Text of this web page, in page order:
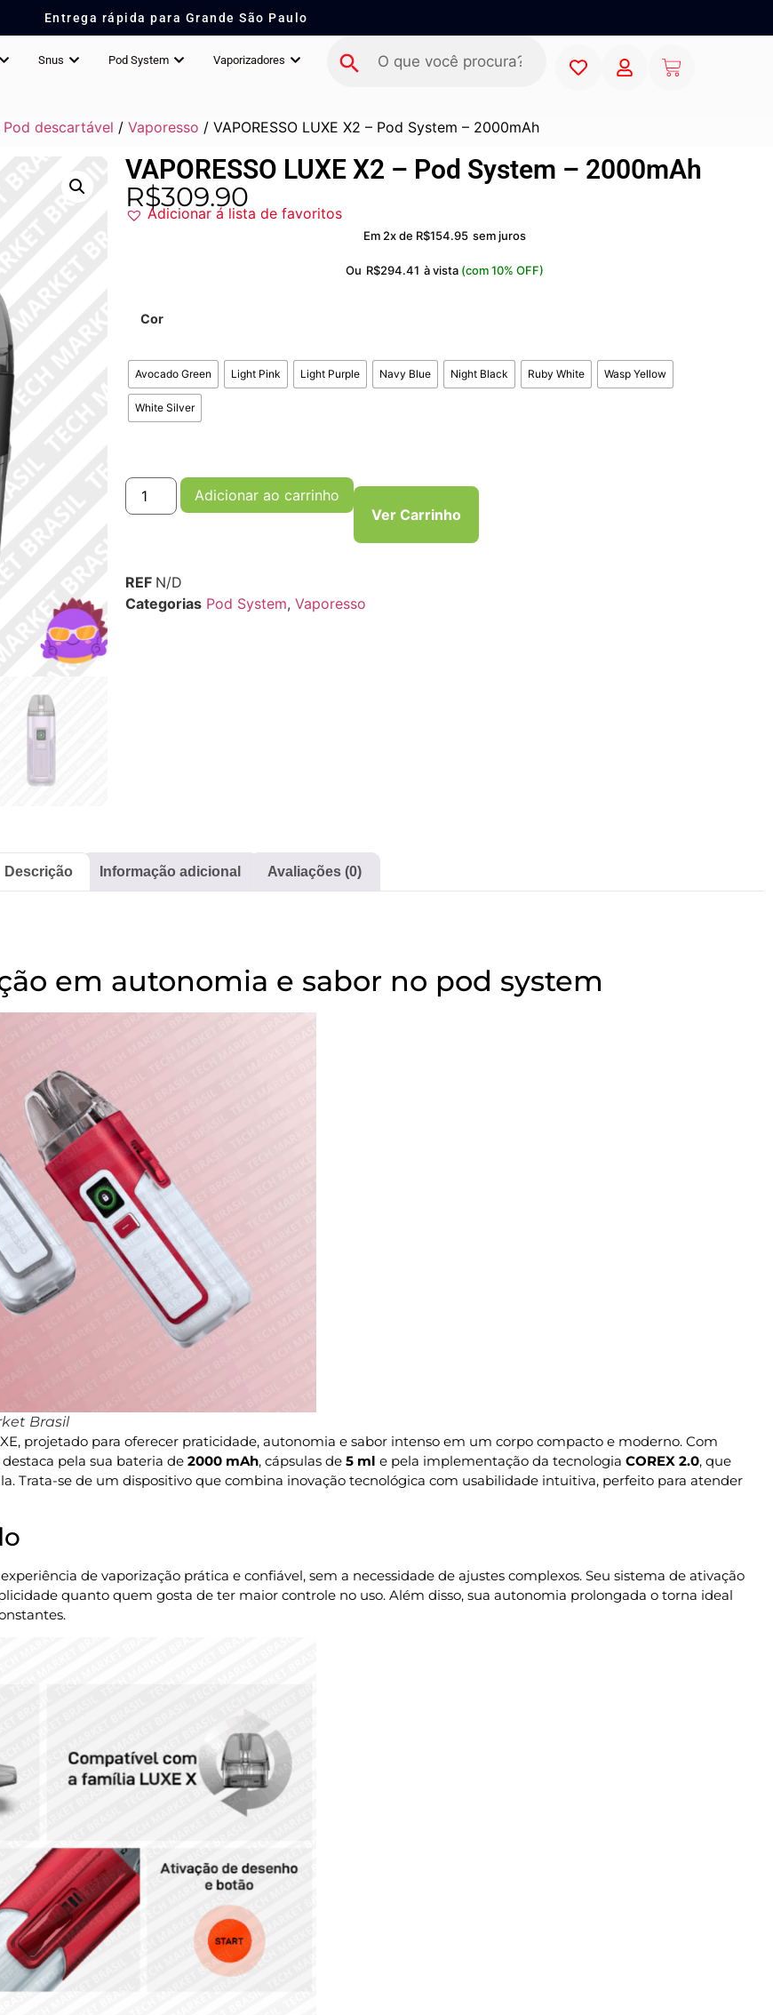
Entrega rápida para Grande São Paulo
Snus Pod System Vaporizadores
descartável / Vaporesso / VAPORESSO LUXE X2 – Pod System – 2000mAh
VAPORESSO LUXE X2 – Pod System – 2000mAh
R$309.90
Adicionar á lista de favoritos
Em 2x de R$154.95 sem juros
Ou R$294.41 à vista (com 10% OFF)
Cor
Avocado Green Light Pink Light Purple Navy Blue Night Black Ruby White Wasp Yellow
White Silver
Adicionar ao carrinho
Ver Carrinho
REF N/D
Categorias Pod System, Vaporesso
Descrição Informação adicional Avaliações (0)
em autonomia e sabor no pod system
Brasil
projetado para oferecer praticidade, autonomia e sabor intenso em um corpo compacto e moderno. Com
pela sua bateria de 2000 mAh, cápsulas de 5 ml e pela implementação da tecnologia COREX 2.0, que
Trata-se de um dispositivo que combina inovação tecnológica com usabilidade intuitiva, perfeito para atender
de vaporização prática e confiável, sem a necessidade de ajustes complexos. Seu sistema de ativação
quanto quem gosta de ter maior controle no uso. Além disso, sua autonomia prolongada o torna ideal